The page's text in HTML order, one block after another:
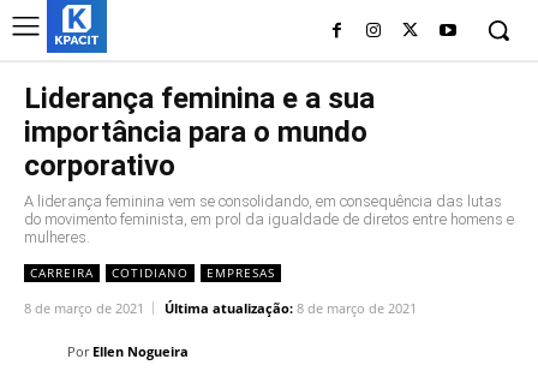
Liderança feminina e a sua
importância para o mundo
corporativo
A liderança feminina vem se consolidando, em consequência das lutas
do movimento feminista, em prol da igualdade de diretos entre homens e
mulheres.
CARREIRA COTIDIANO EMPRESAS
8 de março de 2021 Última atualização: 8 de março de 2021
Por Ellen Nogueira